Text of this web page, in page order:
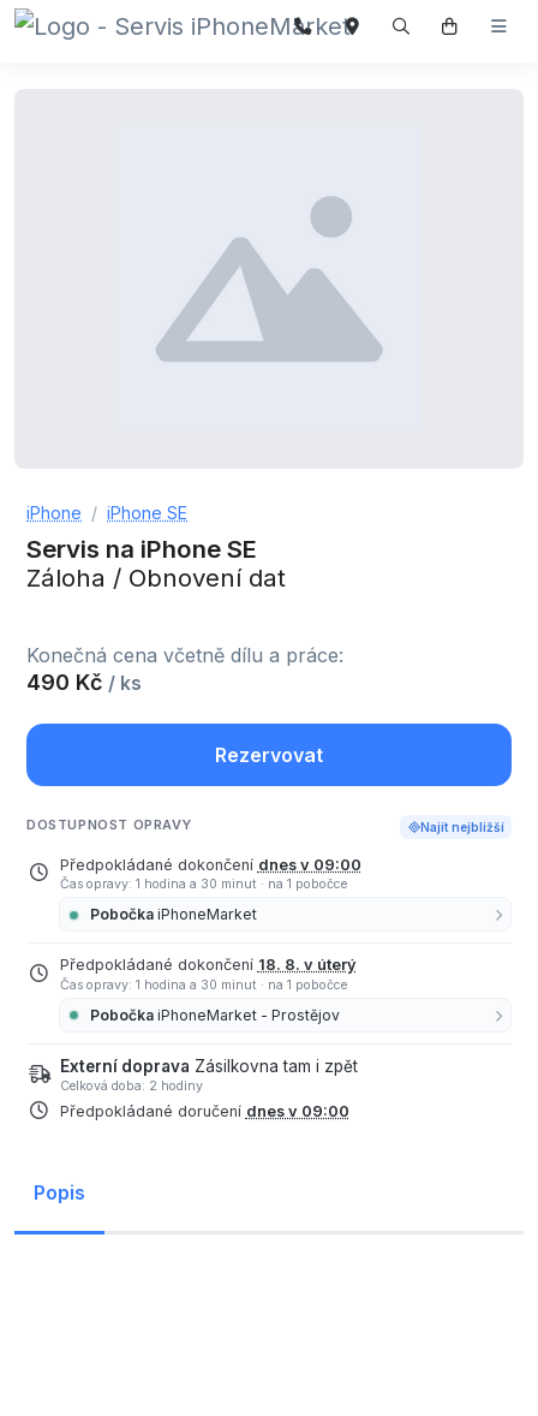
iPhone iPhone SE
Servis na iPhone SE
Záloha / Obnovení dat
Konečná cena včetně dílu a práce:
490 Kč / ks
Rezervovat
DOSTUPNOST OPRAVY Najít nejbližší
Předpokládané dokončení dnes v 09:00
Čas opravy: 1 hodina a 30 minut · na 1 pobočce
Pobočka iPhoneMarket
Předpokládané dokončení 18. 8. v úterý
Čas opravy: 1 hodina a 30 minut · na 1 pobočce
Pobočka iPhoneMarket - Prostějov
Externí doprava Zásilkovna tam i zpět
Celková doba: 2 hodiny
Předpokládané doručení dnes v 09:00
Popis